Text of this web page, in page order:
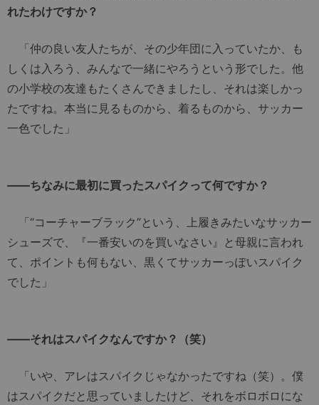
れたわけですか？
「仲の良い友人たちが、その少年団に入っていたか、も
しくは入ろう、みんなで一緒にやろうという形でした。他
の小学校の友達もたくさんできましたし、それは楽しかっ
たですね。本当に見るものから、着るものから、サッカー
一色でした」
――ちなみに最初に買ったスパイクって何ですか？
「“コーチャーブラック”という、上履きみたいなサッカー
シューズで、『一番安いのを買いなさい』と母親に言われ
て、ポイントも何もない、黒くてサッカーっぽいスパイク
でした」
――それはスパイクなんですか？（笑）
「いや、アレはスパイクじゃなかったですね（笑）。僕
はスパイクだと思っていましたけど、それをボロボロにな